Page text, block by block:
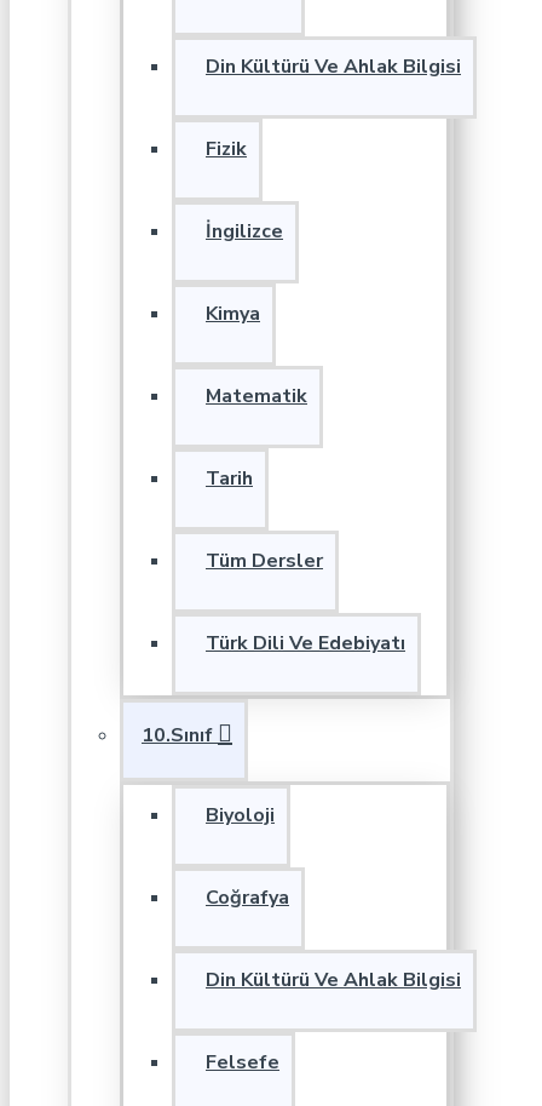
Din Kültürü Ve Ahlak Bilgisi
Fizik
İngilizce
Kimya
Matematik
Tarih
Tüm Dersler
Türk Dili Ve Edebiyatı
10.Sınıf
Biyoloji
Coğrafya
Din Kültürü Ve Ahlak Bilgisi
Felsefe